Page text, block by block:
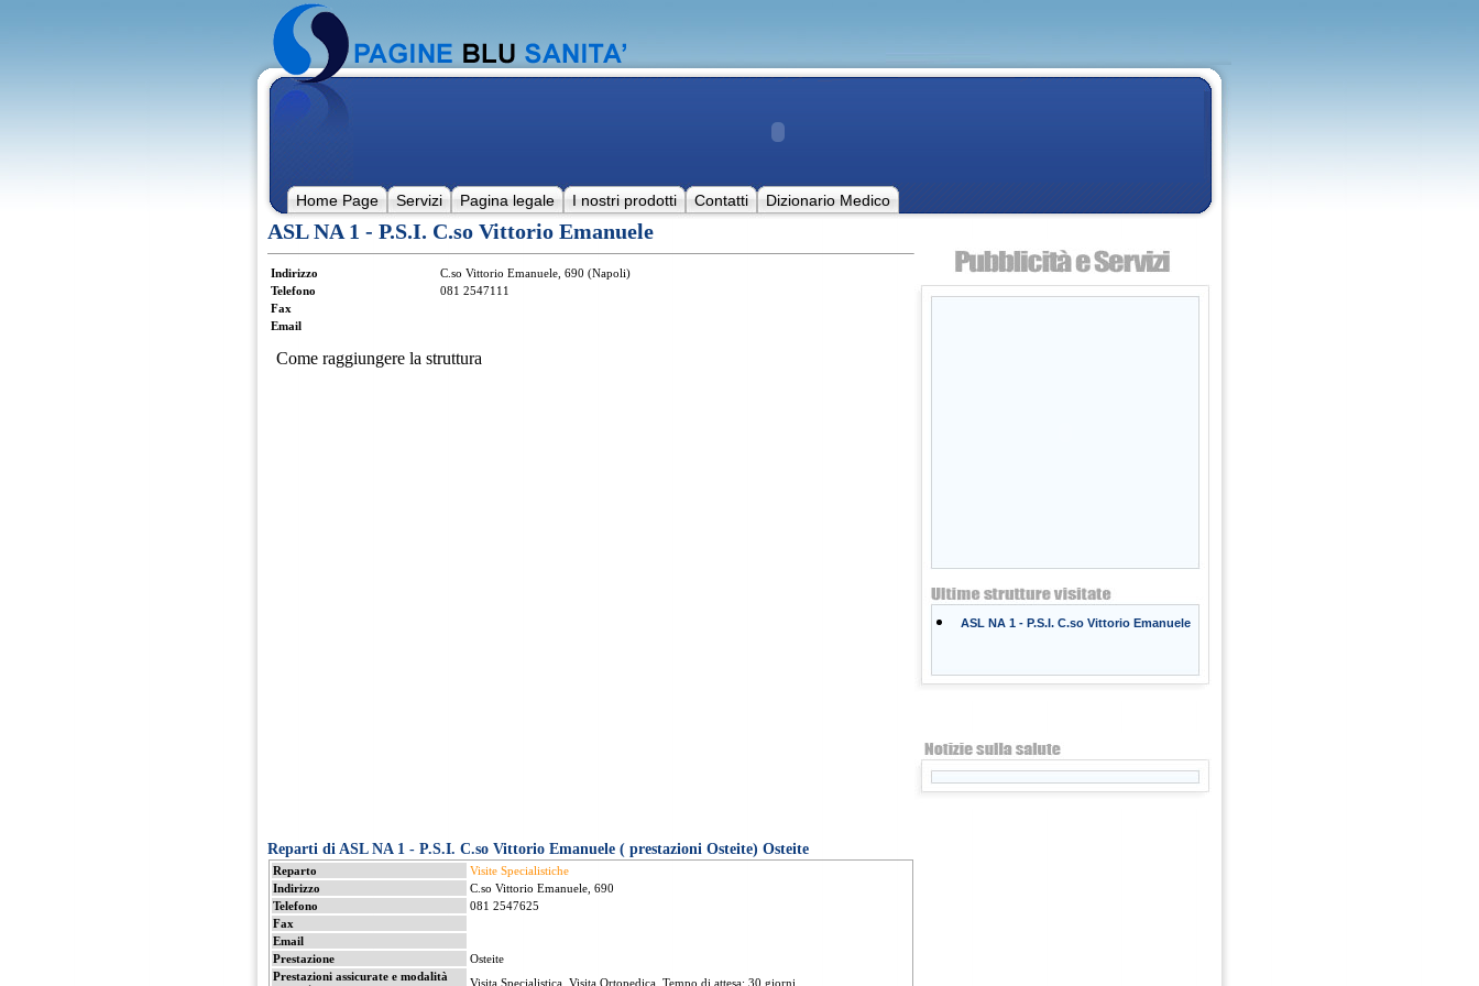
Home Page Servizi Pagina legale I nostri prodotti Contatti Dizionario Medico
ASL NA 1 - P.S.I. C.so Vittorio Emanuele
Indirizzo
C.so Vittorio Emanuele, 690 (Napoli)
Telefono
081 2547111
Fax
Email
Reparti di ASL NA 1 - P.S.I. C.so Vittorio Emanuele ( prestazioni Osteite) Osteite
Reparto
Visite Specialistiche
Indirizzo
C.so Vittorio Emanuele, 690
Telefono
081 2547625
Fax
Email
Prestazione
Osteite
Prestazioni assicurate e modalità
Visita Specialistica, Visita Ortopedica. Tempo di attesa: 30 giorni.
ASL NA 1 - P.S.I. C.so Vittorio Emanuele